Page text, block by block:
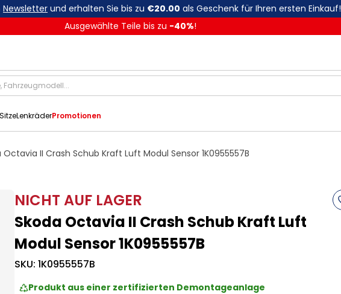
Newsletter und erhalten Sie bis zu €20.00 als Geschenk für Ihren ersten Einkauf!
Ausgewählte Teile bis zu -40%!
SitzeLenkräderPromotionen
Octavia II Crash Schub Kraft Luft Modul Sensor 1K0955557B
NICHT AUF LAGER
Skoda Octavia II Crash Schub Kraft Luft
Modul Sensor 1K0955557B
SKU: 1K0955557B
Produkt aus einer zertifizierten Demontageanlage